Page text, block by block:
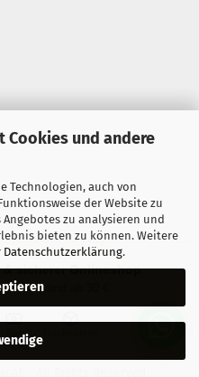
Cookies und andere
Technologien, auch von
der Website zu
zu analysieren und
bieten zu können. Weitere
Datenschutzerklärung.
sicherer Onlineshop
Versand ab 30 €